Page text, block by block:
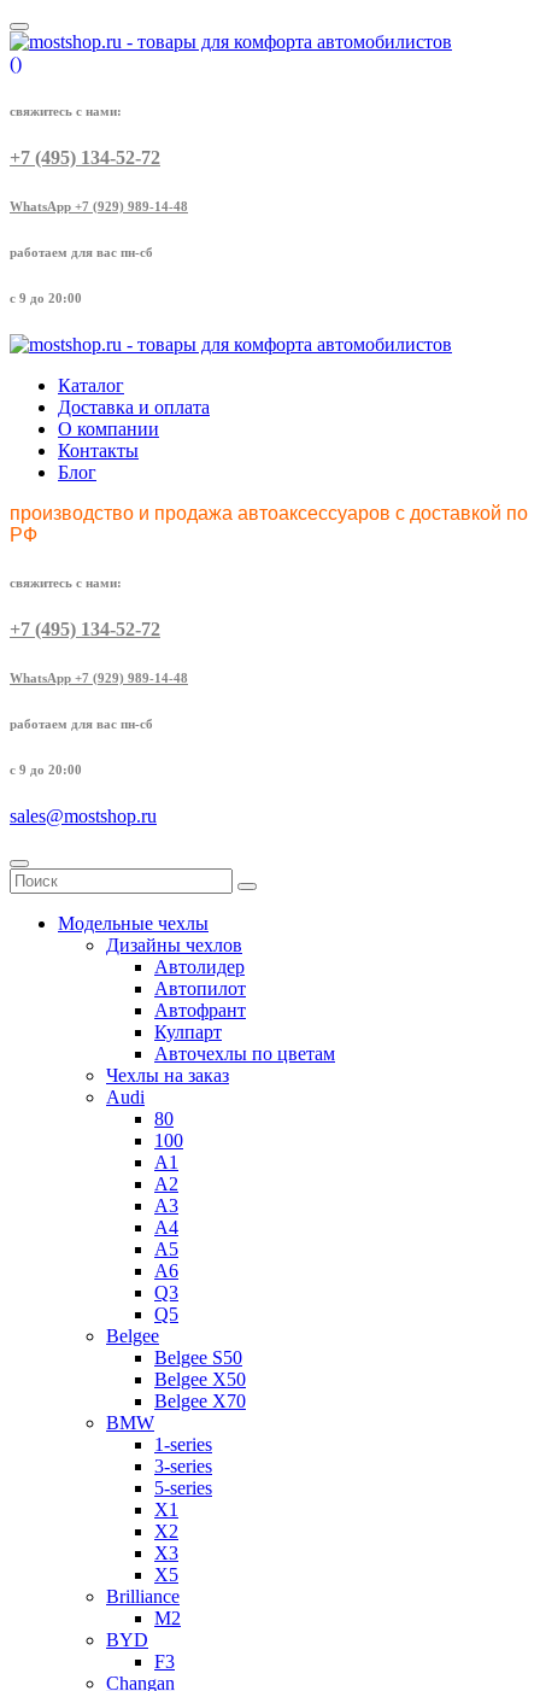
()
свяжитесь с нами:
+7 (495) 134-52-72
WhatsApp +7 (929) 989-14-48
работаем для вас пн-сб
с 9 до 20:00
Каталог
Доставка и оплата
О компании
Контакты
Блог
производство и продажа автоаксессуаров с доставкой по
РФ
свяжитесь с нами:
+7 (495) 134-52-72
WhatsApp +7 (929) 989-14-48
работаем для вас пн-сб
с 9 до 20:00
sales@mostshop.ru
Модельные чехлы
Дизайны чехлов
Автолидер
Автопилот
Автофрант
Кулпарт
Авточехлы по цветам
Чехлы на заказ
Audi
80
100
A1
A2
A3
A4
A5
A6
Q3
Q5
Belgee
Belgee S50
Belgee X50
Belgee X70
BMW
1-series
3-series
5-series
X1
X2
X3
X5
Brilliance
M2
BYD
F3
Changan